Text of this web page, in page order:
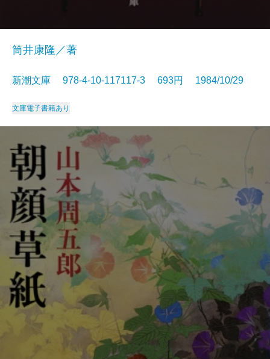
筒井康隆／著
新潮文庫 978-4-10-117117-3 693円 1984/10/29
文庫電子書籍あり